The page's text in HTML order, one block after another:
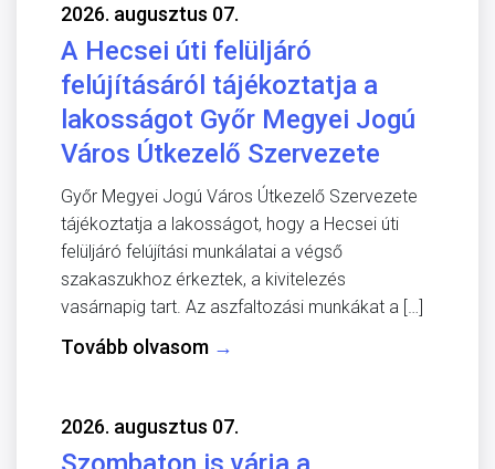
2026. augusztus 07.
A Hecsei úti felüljáró
felújításáról tájékoztatja a
lakosságot Győr Megyei Jogú
Város Útkezelő Szervezete
Győr Megyei Jogú Város Útkezelő Szervezete
tájékoztatja a lakosságot, hogy a Hecsei úti
felüljáró felújítási munkálatai a végső
szakaszukhoz érkeztek, a kivitelezés
vasárnapig tart. Az aszfaltozási munkákat a […]
Tovább olvasom →
2026. augusztus 07.